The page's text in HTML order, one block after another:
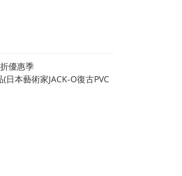
優惠季
本藝術家JACK-O復古PVC